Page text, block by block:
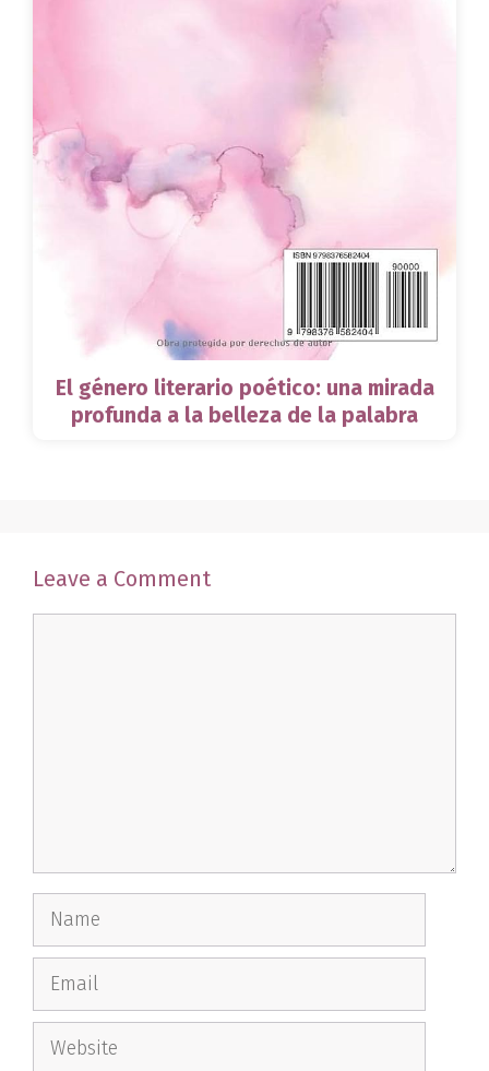
El género literario poético: una mirada
profunda a la belleza de la palabra
Leave a Comment
Name
Email
Website